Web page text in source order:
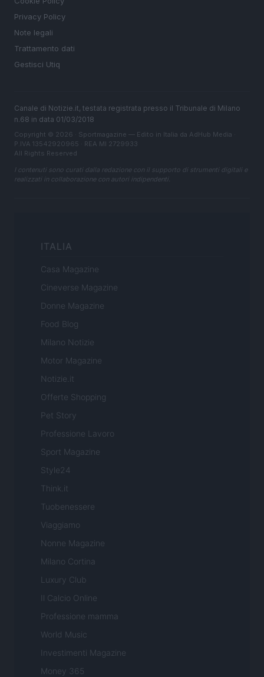
Privacy Policy
Note legali
Trattamento dati
Gestisci Utiq
Canale di Notizie.it, testata registrata presso il Tribunale di Milano
n.68 in data 01/03/2018
Copyright © 2026 · Sportmagazine — Edito in Italia da AdHub Media
P.IVA 13542920965 · REA MI 2729933
All Rights Reserved
I contenuti sono curati dalla redazione con il supporto di strumenti digitali e
realizzati in collaborazione con autori indipendenti.
ITALIA
Casa Magazine
Cineverse Magazine
Donne Magazine
Food Blog
Milano Notizie
Motor Magazine
Notizie.it
Offerte Shopping
Pet Story
Professione Lavoro
Sport Magazine
Style24
Think.it
Tuobenessere
Viaggiamo
Nonne Magazine
Milano Cortina
Luxury Club
Il Calcio Online
Professione mamma
World Music
Investimenti Magazine
Money 365